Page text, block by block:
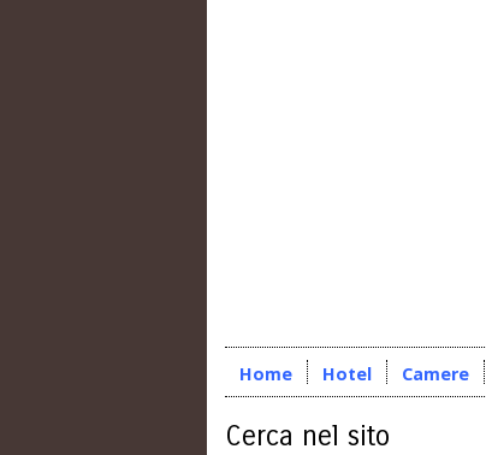
Home Hotel Camere
Cerca nel sito